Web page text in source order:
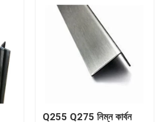
Q255 Q275 নিম্ন কার্বন